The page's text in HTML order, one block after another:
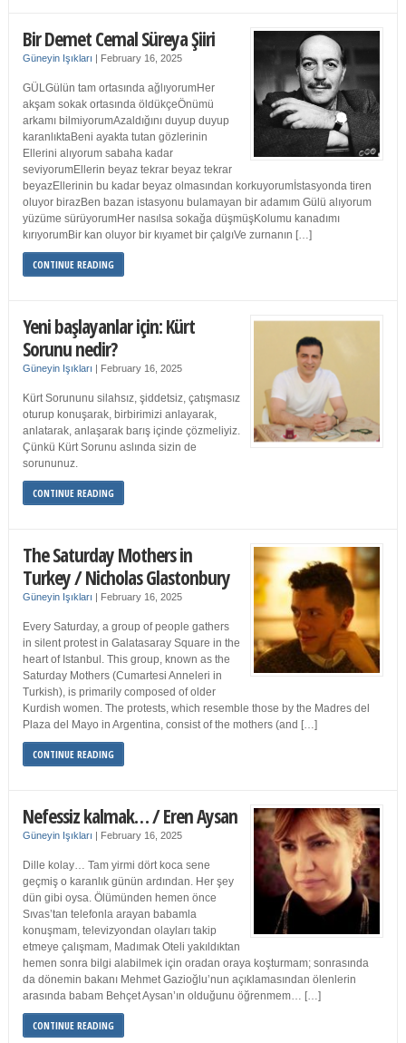
Bir Demet Cemal Süreya Şiiri
Güneyin Işıkları | February 16, 2025
GÜLGülün tam ortasında ağlıyorumHer
akşam sokak ortasında öldükçeÖnümü
arkamı bilmiyorumAzaldığını duyup duyup
karanlıktaBeni ayakta tutan gözlerinin
Ellerini alıyorum sabaha kadar
seviyorumEllerin beyaz tekrar beyaz tekrar
beyazEllerinin bu kadar beyaz olmasından korkuyorumİstasyonda tiren
oluyor birazBen bazan istasyonu bulamayan bir adamım Gülü alıyorum
yüzüme sürüyorumHer nasılsa sokağa düşmüşKolumu kanadımı
kırıyorumBir kan oluyor bir kıyamet bir çalgıVe zurnanın […]
CONTINUE READING
Yeni başlayanlar için: Kürt
Sorunu nedir?
Güneyin Işıkları | February 16, 2025
Kürt Sorununu silahsız, şiddetsiz, çatışmasız
oturup konuşarak, birbirimizi anlayarak,
anlatarak, anlaşarak barış içinde çözmeliyiz.
Çünkü Kürt Sorunu aslında sizin de
sorununuz.
CONTINUE READING
The Saturday Mothers in
Turkey / Nicholas Glastonbury
Güneyin Işıkları | February 16, 2025
Every Saturday, a group of people gathers
in silent protest in Galatasaray Square in the
heart of Istanbul. This group, known as the
Saturday Mothers (Cumartesi Anneleri in
Turkish), is primarily composed of older
Kurdish women. The protests, which resemble those by the Madres del
Plaza del Mayo in Argentina, consist of the mothers (and […]
CONTINUE READING
Nefessiz kalmak… / Eren Aysan
Güneyin Işıkları | February 16, 2025
Dille kolay… Tam yirmi dört koca sene
geçmiş o karanlık günün ardından. Her şey
dün gibi oysa. Ölümünden hemen önce
Sıvas’tan telefonla arayan babamla
konuşmam, televizyondan olayları takip
etmeye çalışmam, Madımak Oteli yakıldıktan
hemen sonra bilgi alabilmek için oradan oraya koşturmam; sonrasında
da dönemin bakanı Mehmet Gazioğlu’nun açıklamasından ölenlerin
arasında babam Behçet Aysan’ın olduğunu öğrenmem… […]
CONTINUE READING